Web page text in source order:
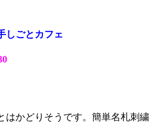
しごとカフェ
はかどりそうです。簡単名札刺繍